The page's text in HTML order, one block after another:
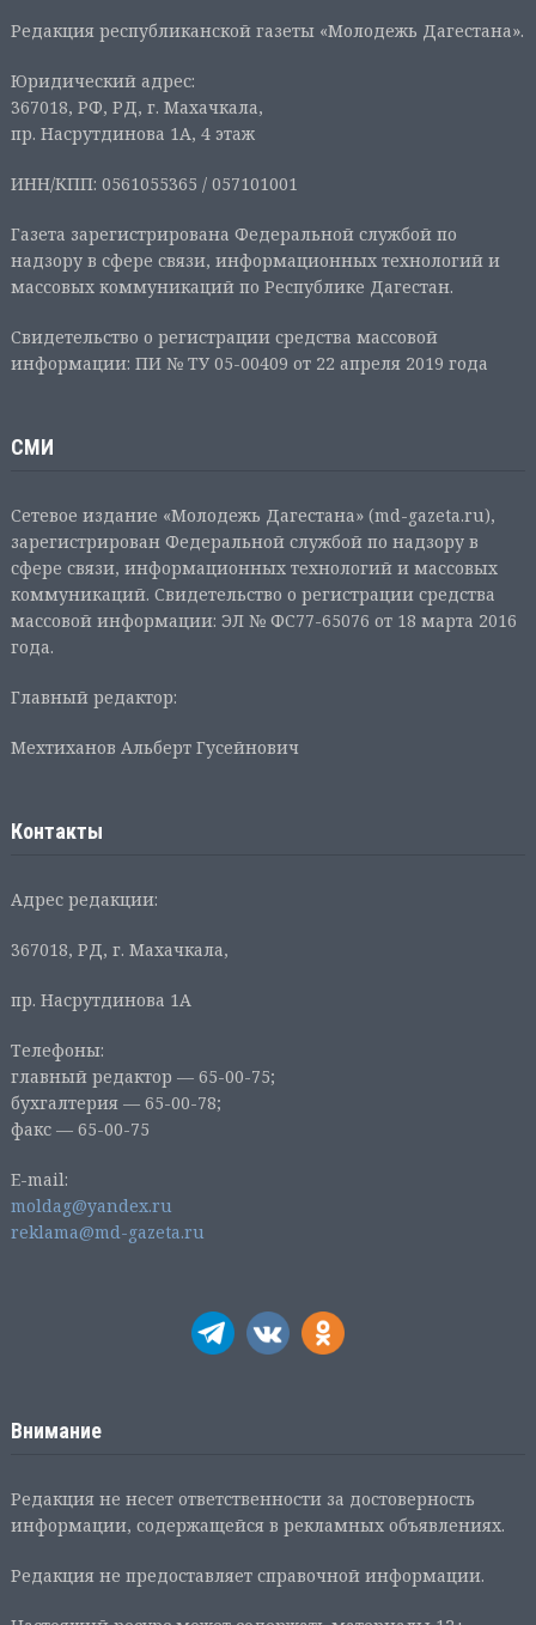
Редакция республиканской газеты «Молодежь Дагестана».
Юридический адрес:
367018, РФ, РД, г. Махачкала,
пр. Насрутдинова 1А, 4 этаж
ИНН/КПП: 0561055365 / 057101001
Газета зарегистрирована Федеральной службой по
надзору в сфере связи, информационных технологий и
массовых коммуникаций по Республике Дагестан.
Свидетельство о регистрации средства массовой
информации: ПИ № ТУ 05-00409 от 22 апреля 2019 года
СМИ
Сетевое издание «Молодежь Дагестана» (md-gazeta.ru),
зарегистрирован Федеральной службой по надзору в
сфере связи, информационных технологий и массовых
коммуникаций. Свидетельство о регистрации средства
массовой информации: ЭЛ № ФС77-65076 от 18 марта 2016
года.
Главный редактор:
Мехтиханов Альберт Гусейнович
Контакты
Адрес редакции:
367018, РД, г. Махачкала,
пр. Насрутдинова 1А
Телефоны:
главный редактор — 65-00-75;
бухгалтерия — 65-00-78;
факс — 65-00-75
E-mail:
moldag@yandex.ru
reklama@md-gazeta.ru
Внимание
Редакция не несет ответственности за достоверность
информации, содержащейся в рекламных объявлениях.
Редакция не предоставляет справочной информации.